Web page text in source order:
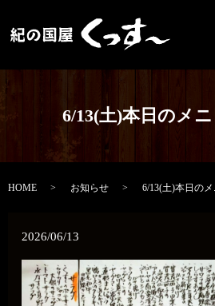
6/13(土)本日のメ
HOME お知らせ 6/13(土)本日の
2026/06/13